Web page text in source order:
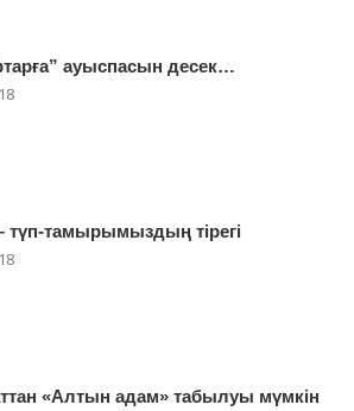
ауыспасын десек…
түп-тамырымыздың тірегі
«Алтын адам» табылуы мүмкін